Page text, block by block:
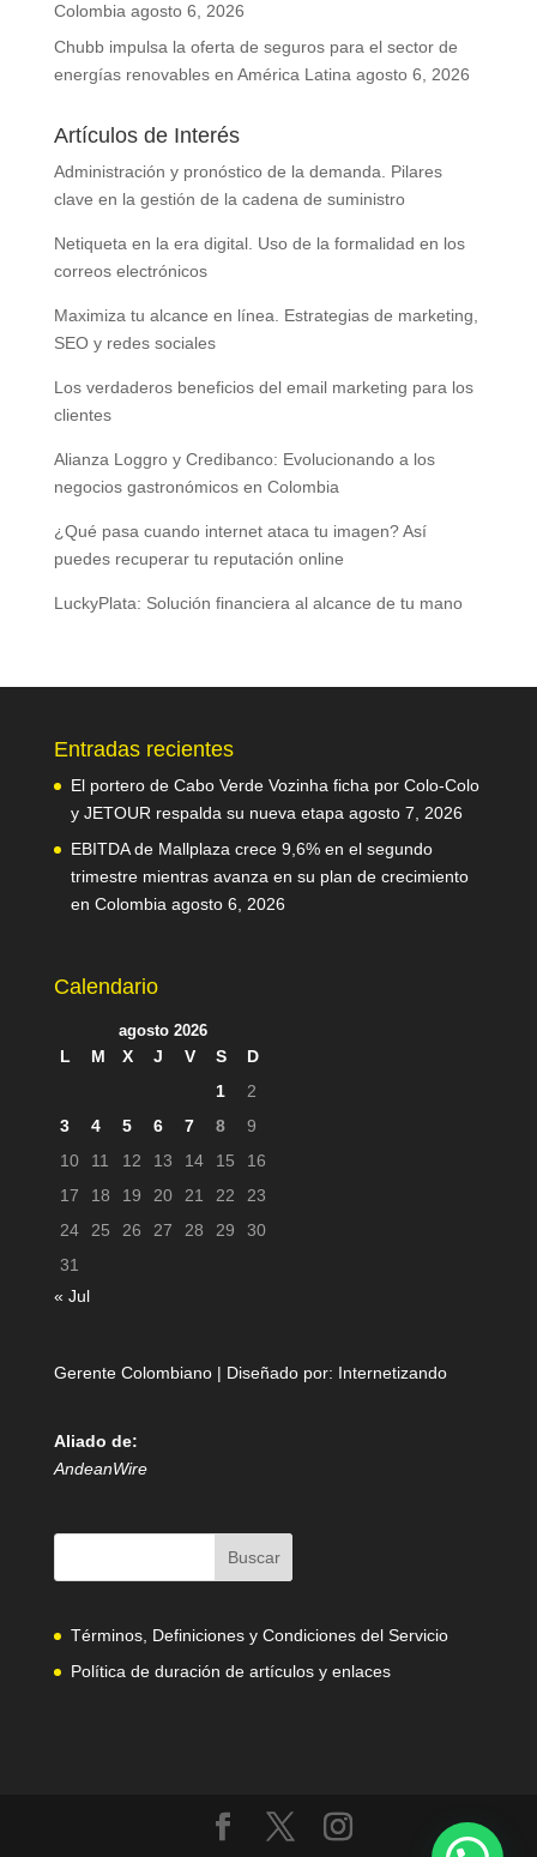
Colombia agosto 6, 2026
Chubb impulsa la oferta de seguros para el sector de
energías renovables en América Latina agosto 6, 2026
Artículos de Interés
Administración y pronóstico de la demanda. Pilares
clave en la gestión de la cadena de suministro
Netiqueta en la era digital. Uso de la formalidad en los
correos electrónicos
Maximiza tu alcance en línea. Estrategias de marketing,
SEO y redes sociales
Los verdaderos beneficios del email marketing para los
clientes
Alianza Loggro y Credibanco: Evolucionando a los
negocios gastronómicos en Colombia
¿Qué pasa cuando internet ataca tu imagen? Así
puedes recuperar tu reputación online
LuckyPlata: Solución financiera al alcance de tu mano
Entradas recientes
El portero de Cabo Verde Vozinha ficha por Colo-Colo
y JETOUR respalda su nueva etapa agosto 7, 2026
EBITDA de Mallplaza crece 9,6% en el segundo
trimestre mientras avanza en su plan de crecimiento
en Colombia agosto 6, 2026
Calendario
agosto 2026
L M X J V S
D
1
2
3
4 5 6 7 8
9
10
11 12 13 14 15
16
17
18 19 20 21 22
23
24
25 26 27 28 29
30
31
« Jul
Gerente Colombiano | Diseñado por: Internetizando
Aliado de:
AndeanWire
Términos, Definiciones y Condiciones del Servicio
Política de duración de artículos y enlaces